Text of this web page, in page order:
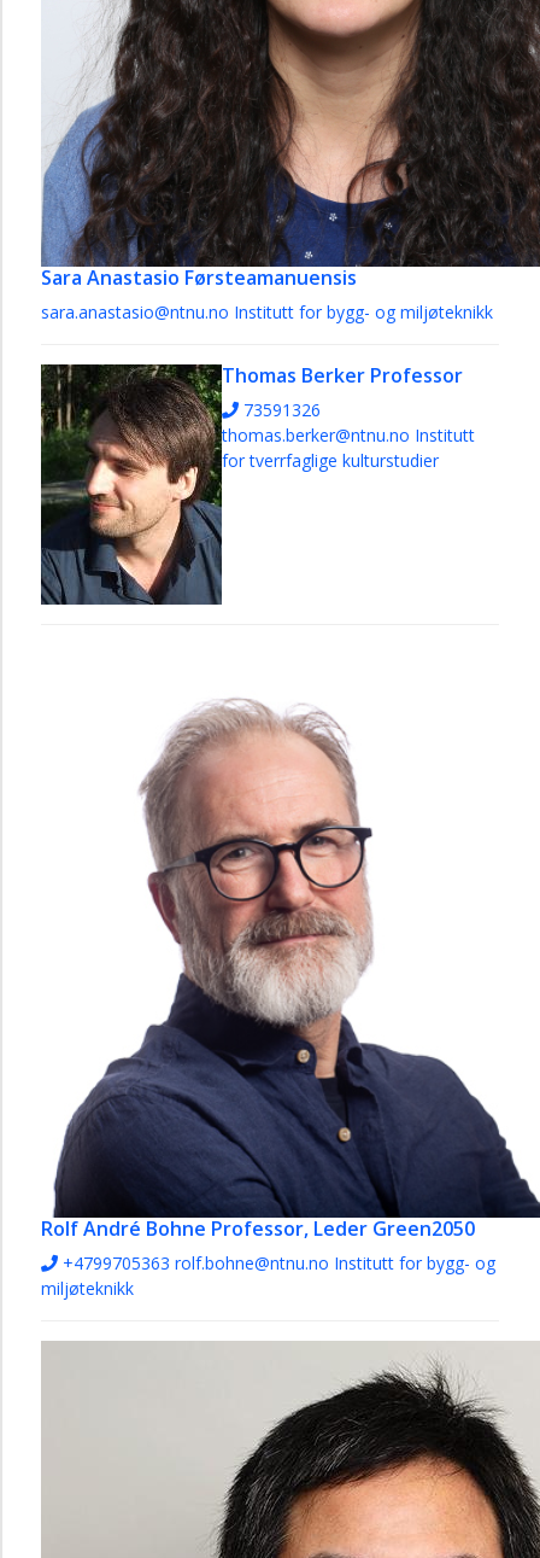
Sara Anastasio Førsteamanuensis
sara.anastasio@ntnu.no Institutt for bygg- og miljøteknikk
Thomas Berker Professor
73591326
thomas.berker@ntnu.no Institutt
for tverrfaglige kulturstudier
Rolf André Bohne Professor, Leder Green2050
+4799705363 rolf.bohne@ntnu.no Institutt for bygg- og
miljøteknikk